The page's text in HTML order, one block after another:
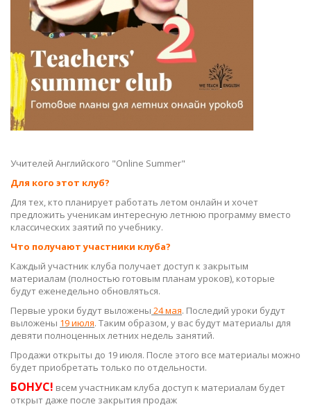
Учителей Английского "Online Summer"
Для кого этот клуб?
Для тех, кто планирует работать летом онлайн и хочет
предложить ученикам интересную летнюю программу вместо
классических заятий по учебнику.
Что получают участники клуба?
Каждый участник клуба получает доступ к закрытым
материалам (полностью готовым планам уроков), которые
будут еженедельно обновляться.
Первые уроки будут выложены 24 мая. Последий уроки будут
выложены 19 июля. Таким образом, у вас будут материалы для
девяти полноценных летних недель занятий.
Продажи открыты до 19 июля. После этого все материалы можно
будет приобретать только по отдельности.
БОНУС! всем участникам клуба доступ к материалам будет
открыт даже после закрытия продаж